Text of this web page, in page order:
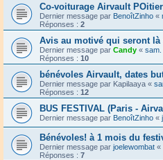
Co-voiturage Airvault
Dernier message par BenoîtZinho «
Réponses : 2
Avis au motivé qui seront
Dernier message par Candy « sam.
Réponses : 10
bénévoles Airvault, dates
Dernier message par Kapilaaya «
Réponses : 12
BUS FESTIVAL (Paris -
Dernier message par BenoîtZinho «
Bénévoles! à 1 mois du
Dernier message par joelewombat «
Réponses : 7